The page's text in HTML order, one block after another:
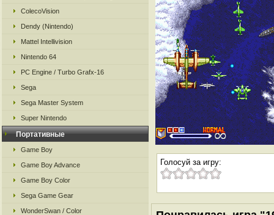
ColecoVision
Dendy (Nintendo)
Mattel Intellivision
Nintendo 64
PC Engine / Turbo Grafx-16
Sega
Sega Master System
Super Nintendo
Портативные
Game Boy
Game Boy Advance
Game Boy Color
Sega Game Gear
WonderSwan / Color
Голосуй за игру: